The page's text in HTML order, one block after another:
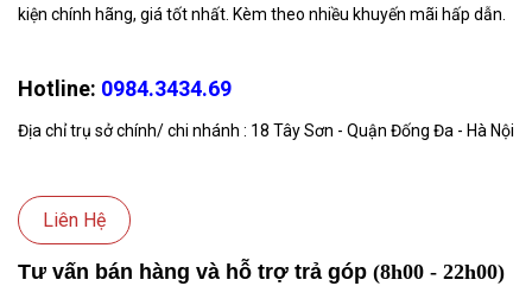
kiện chính hãng, giá tốt nhất. Kèm theo nhiều khuyến mãi hấp dẫn.
Hotline: 0984.3434.69
Địa chỉ trụ sở chính/ chi nhánh : 18 Tây Sơn - Quận Đống Đa - Hà Nội
Liên Hệ
Tư vấn bán hàng và hỗ trợ trả góp (8h00 - 22h00)